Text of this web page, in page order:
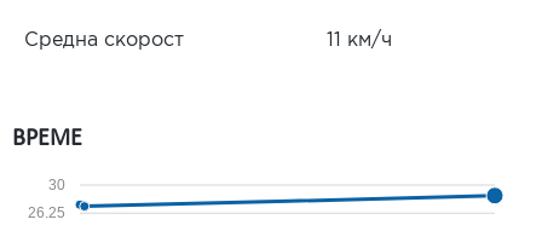
Средна скорост 11 км/ч
ВРЕМЕ
26.25
30